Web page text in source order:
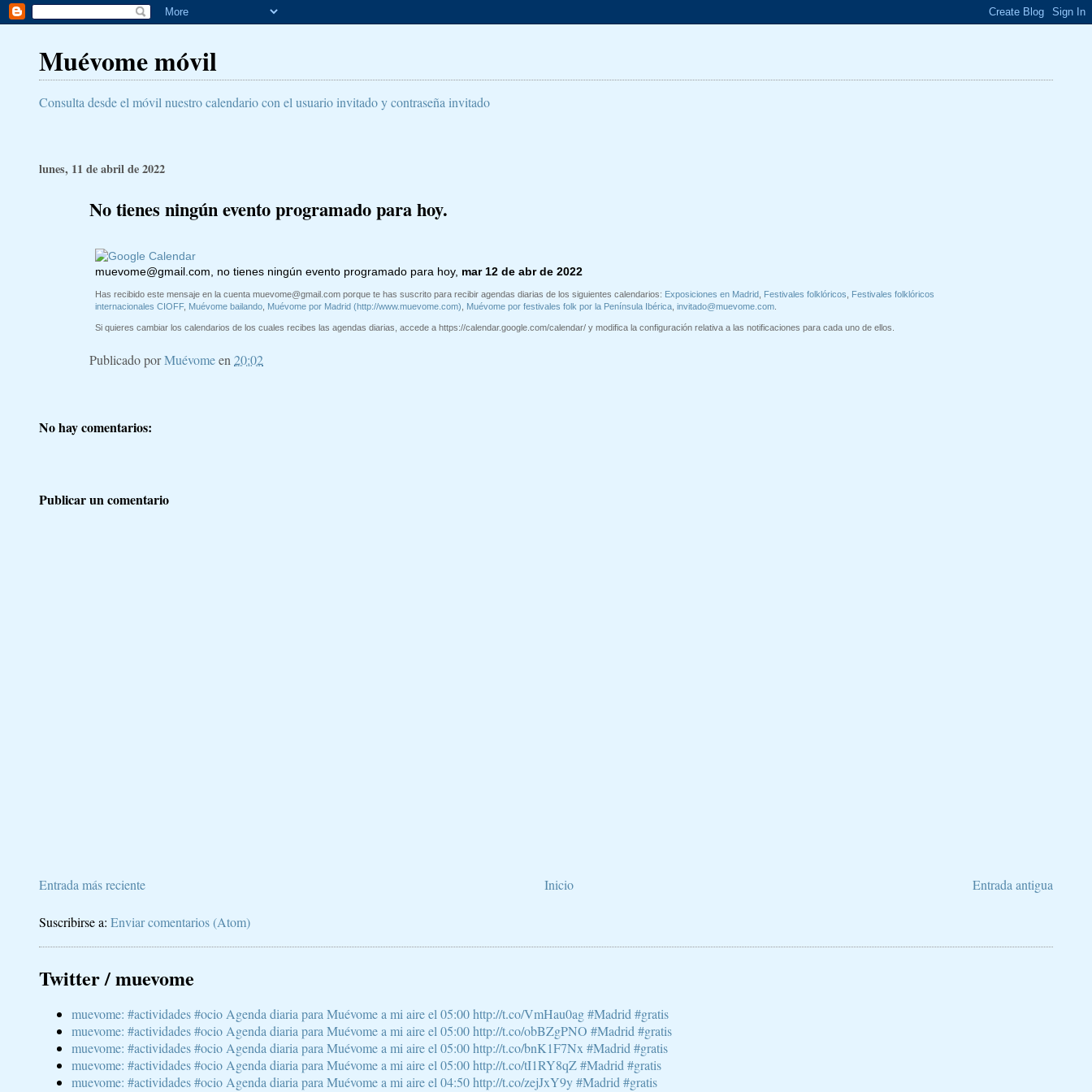
Muévome móvil
Consulta desde el móvil nuestro calendario con el usuario invitado y contraseña invitado
lunes, 11 de abril de 2022
No tienes ningún evento programado para hoy.
muevome@gmail.com, no tienes ningún evento programado para hoy, mar 12 de abr de 2022
Has recibido este mensaje en la cuentamuevome@gmail.com porque te has suscrito para recibir agendas diarias de los siguientes calendarios: Exposiciones en Madrid Festivales folklóricos
Festivales folklóricos
internacionales CIOFF, Muévome bailando Muévome por Madrid (http://www.muevome.com) Muévome por festivales folk por la Península Ibérica ,invitado@muevome.com
Si quieres cambiar los calendarios de los cuales recibes las agendas diarias, accede a https://calendar.google.com/calendar/ y modifica la configuración relativa a las notificaciones para cada uno de ellos.
Publicado porMuévome en20:02
No hay comentarios:
Publicar un comentario
Entrada más reciente Entrada antigua
Inicio
Suscribirse a: Enviar comentarios (Atom)
Twitter / muevome
muevome: #actividades #ocio Agenda diaria para Muévome a mi aire el 05:00 http://t.co/VmHau0ag #Madrid #gratis
muevome: #actividades #ocio Agenda diaria para Muévome a mi aire el 05:00 http://t.co/obBZgPNO #Madrid #gratis
muevome: #actividades #ocio Agenda diaria para Muévome a mi aire el 05:00 http://t.co/bnK1F7Nx #Madrid #gratis
muevome: #actividades #ocio Agenda diaria para Muévome a mi aire el 05:00 http://t.co/tI1RY8qZ #Madrid #gratis
muevome: #actividades #ocio Agenda diaria para Muévome a mi aire el 04:50 http://t.co/zejJxY9y #Madrid #gratis